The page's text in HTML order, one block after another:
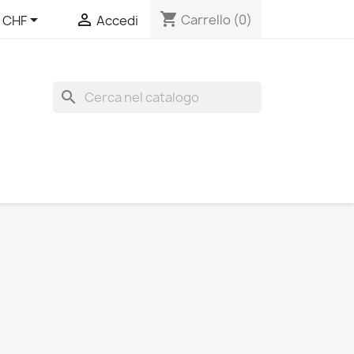
CHF  Accedi shopping_cart Carrello (0)
search